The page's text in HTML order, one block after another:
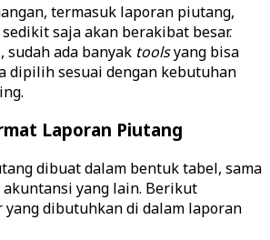
termasuk laporan piutang,
saja akan berakibat besar.
sudah ada banyak toolsyang bisa
dipilih sesuai dengan kebutuhan
Laporan Piutang
dibuat dalam bentuk tabel, sama
yang lain. Berikut
dibutuhkan di dalam laporan